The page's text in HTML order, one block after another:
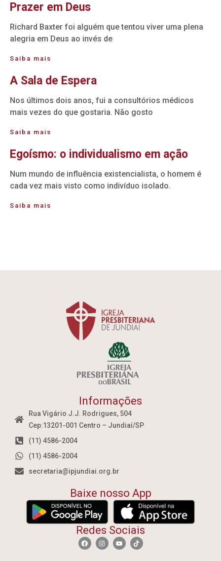
Prazer em Deus
Richard Baxter foi alguém que tentou viver uma plena
alegria em Deus ao invés de
Saiba mais
A Sala de Espera
Nos últimos dois anos, fui a consultórios médicos
mais vezes do que gostaria. Não gosto
Saiba mais
Egoísmo: o individualismo em ação
Num mundo de influência existencialista, o homem é
cada vez mais visto como indivíduo isolado.
Saiba mais
Informações
Rua Vigário J.J. Rodrigues, 504
Cep:13201-001 Centro – Jundiaí/SP
(11) 4586-2004
(11) 4586-2004
secretaria@ipjundiai.org.br
Baixe nosso App
Redes Sociais